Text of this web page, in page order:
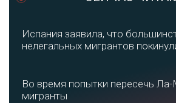
Испания заявила, что
нелегальных мигрантов
Во время попытки пересечь
мигранты